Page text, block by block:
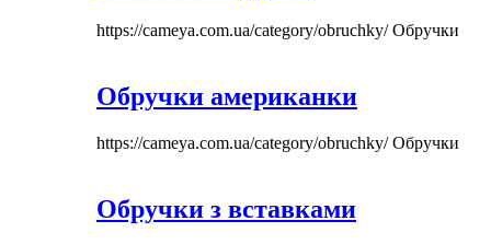
https://cameya.com.ua/category/obruchky/Обручки
Обручки американки
https://cameya.com.ua/category/obruchky/Обручки
Обручки з вставками